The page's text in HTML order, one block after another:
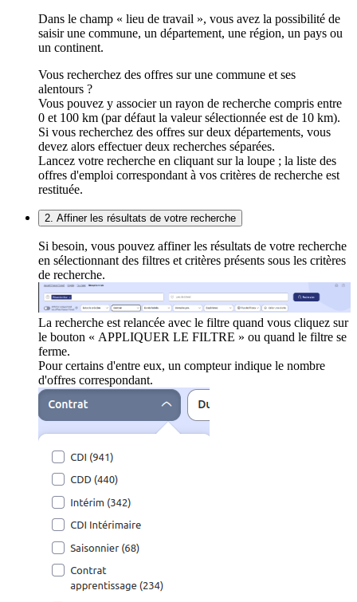
Dans le champ « lieu de travail », vous avez la possibilité de
saisir une commune, un département, une région, un pays ou
un continent.
Vous recherchez des offres sur une commune et ses
alentours ?
Vous pouvez y associer un rayon de recherche compris entre
0 et 100 km (par défaut la valeur sélectionnée est de 10 km).
Si vous recherchez des offres sur deux départements, vous
devez alors effectuer deux recherches séparées.
Lancez votre recherche en cliquant sur la loupe ; la liste des
offres d'emploi correspondant à vos critères de recherche est
restituée.
2. Affiner les résultats de votre recherche
Si besoin, vous pouvez affiner les résultats de votre recherche
en sélectionnant des filtres et critères présents sous les critères
de recherche.
La recherche est relancée avec le filtre quand vous cliquez sur
le bouton « APPLIQUER LE FILTRE » ou quand le filtre se
ferme.
Pour certains d'entre eux, un compteur indique le nombre
d'offres correspondant.